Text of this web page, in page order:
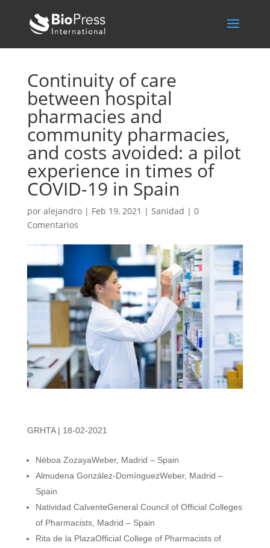
Continuity of care
between hospital
pharmacies and
community pharmacies,
and costs avoided: a pilot
experience in times of
COVID-19 in Spain
por alejandro| Feb 19, 2021 | Sanidad | 0
Comentarios
GRHTA | 18-02-2021
Néboa ZozayaWeber, Madrid – Spain
Almudena González-DomínguezWeber, Madrid –
Spain
Natividad CalventeGeneral Council of Official Colleges
of Pharmacists, Madrid – Spain
Rita de la PlazaOfficial College of Pharmacists of